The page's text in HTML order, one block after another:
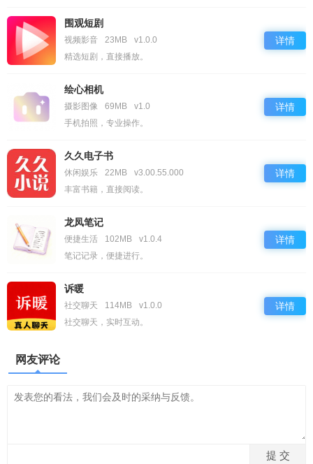
围观短剧
视频影音 23MB
v1.0.0
精选短剧，直接播放。
详情
绘心相机
摄影图像 69MB
v1.0
手机拍照，专业操作。
详情
久久电子书
休闲娱乐 22MB
v3.00.55.000
丰富书籍，直接阅读。
详情
龙凤笔记
便捷生活 102MB
v1.0.4
笔记记录，便捷进行。
详情
诉暖
社交聊天 114MB
v1.0.0
社交聊天，实时互动。
详情
网友评论